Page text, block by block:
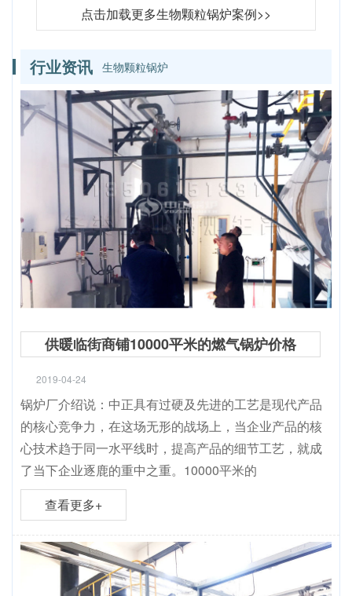
点击加载更多生物颗粒锅炉案例>>
行业资讯 生物颗粒锅炉
供暖临街商铺10000平米的燃气锅炉价格
2019-04-24
锅炉厂介绍说：中正具有过硬及先进的工艺是现代产品
的核心竞争力，在这场无形的战场上，当企业产品的核
心技术趋于同一水平线时，提高产品的细节工艺，就成
了当下企业逐鹿的重中之重。10000平米的
查看更多+